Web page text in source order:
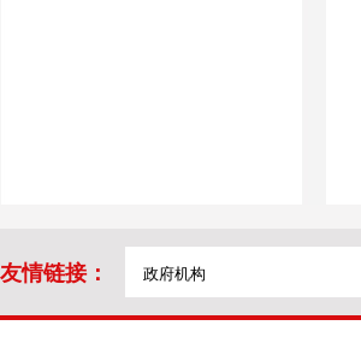
友情链接：